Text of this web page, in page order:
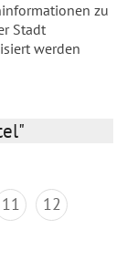
zu
Stadt
werden
11
12